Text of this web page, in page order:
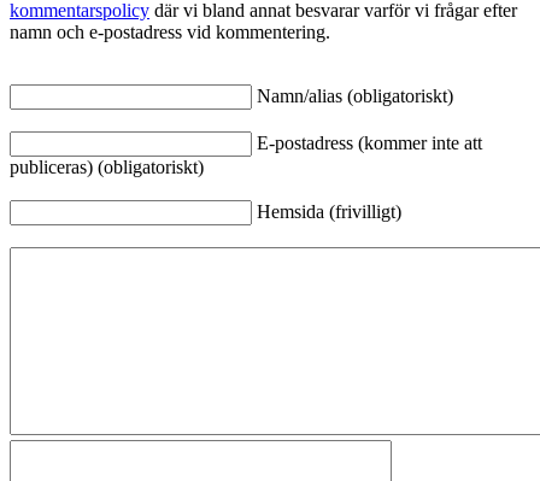
kommentarspolicy där vi bland annat besvarar varför vi frågar efter
namn och e-postadress vid kommentering.
Namn/alias (obligatoriskt)
E-postadress (kommer inte att
publiceras) (obligatoriskt)
Hemsida (frivilligt)